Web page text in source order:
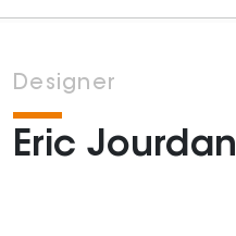
Designer
Eric Jourdan